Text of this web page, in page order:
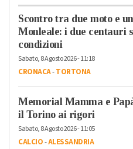
Scontro tra due moto e
Monleale: i due centauri
condizioni
Sabato, 8 Agosto 2026 - 11:18
CRONACA-TORTONA
Memorial Mamma e
il Torino ai rigori
Sabato, 8 Agosto 2026 - 11:05
CALCIO-ALESSANDRIA